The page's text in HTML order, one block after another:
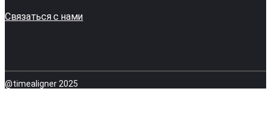
Связаться с нами
@timealigner 2025